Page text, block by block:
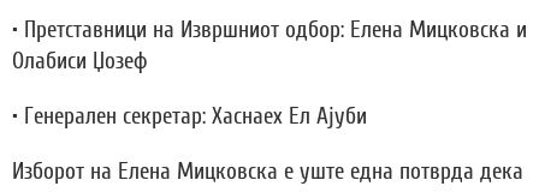
• Претставници на Извршниот одбор: Елена Мицковска и
Олабиси Џозеф
• Генерален секретар: Хаснаех Ел Ајуби
Изборот на Елена Мицковска е уште една потврда дека